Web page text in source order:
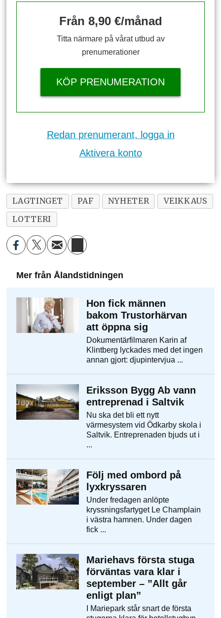
Från 8,90 €/månad
Titta närmare på vårat utbud av
prenumerationer
KÖP PRENUMERATION
Redan prenumerant, logga in
Aktivera konto
LAGTINGET PAF NYHETER
VEIKKAUS
LOTTERI